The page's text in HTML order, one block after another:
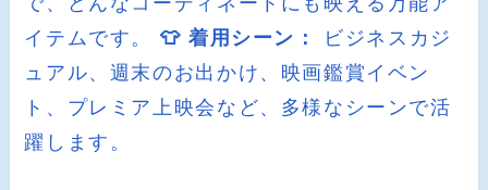
イテムです。 👕 着用シーン：
ビジネスカジ
ュアル、週末のお出かけ、映画鑑賞イベン
ト、プレミア上映会など、多様なシーンで活
躍します。